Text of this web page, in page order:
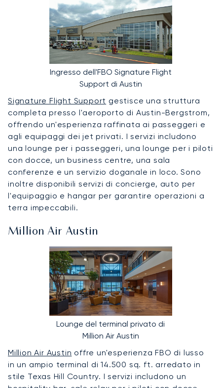
Ingresso dell'FBO Signature Flight
Support di Austin
Signature Flight Support gestisce una struttura
completa presso l'aeroporto di Austin-Bergstrom,
offrendo un'esperienza raffinata ai passeggeri e
agli equipaggi dei jet privati. I servizi includono
una lounge per i passeggeri, una lounge per i piloti
con docce, un business centre, una sala
conferenze e un servizio doganale in loco. Sono
inoltre disponibili servizi di concierge, auto per
l'equipaggio e hangar per garantire operazioni a
terra impeccabili.
Million Air Austin
Lounge del terminal privato di
Million Air Austin
Million Air Austin offre un'esperienza FBO di lusso
in un ampio terminal di 14.500 sq. ft. arredato in
stile Texas Hill Country. I servizi includono un